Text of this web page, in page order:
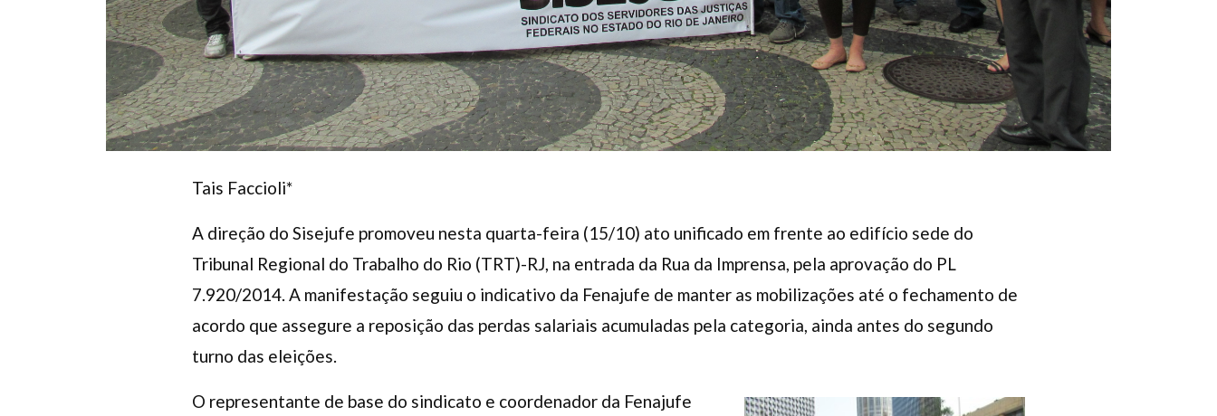
Tais Faccioli*
A direção do Sisejufe promoveu nesta quarta-feira (15/10) ato unificado em frente ao edifício sede do
Tribunal Regional do Trabalho do Rio (TRT)-RJ, na entrada da Rua da Imprensa, pela aprovação do PL
7.920/2014. A manifestação seguiu o indicativo da Fenajufe de manter as mobilizações até o fechamento de
acordo que assegure a reposição das perdas salariais acumuladas pela categoria, ainda antes do segundo
turno das eleições.
O representante de base do sindicato e coordenador da Fenajufe